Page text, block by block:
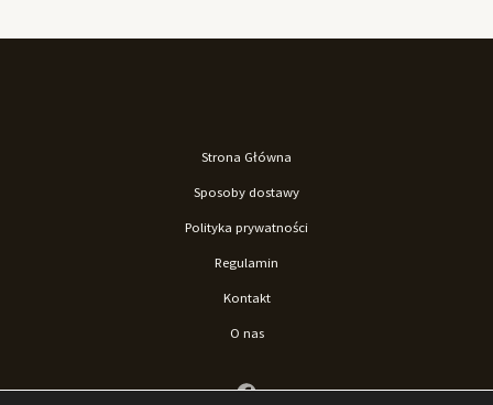
Strona Główna
Sposoby dostawy
Polityka prywatności
Regulamin
Kontakt
O nas